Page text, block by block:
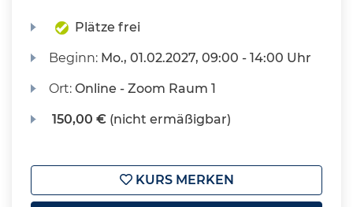
Plätze frei
Beginn: Mo., 01.02.2027, 09:00 - 14:00 Uhr
Ort:Online - Zoom Raum 1
150,00 € (nicht ermäßigbar)
KURS MERKEN